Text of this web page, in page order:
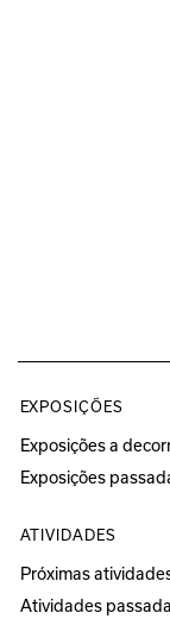
EXPOSIÇÕES
Exposições a
Exposições
ATIVIDADES
Próximas
Atividades